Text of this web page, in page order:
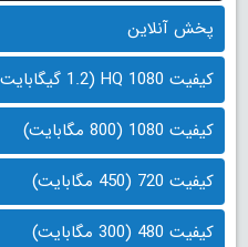
پخش آنلاین
کیفیت 1080 HQ (1.2 گیگابایت)
کیفیت 1080 (800 مگابایت)
کیفیت 720 (450 مگابایت)
کیفیت 480 (300 مگابایت)